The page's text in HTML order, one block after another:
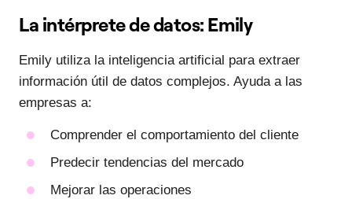
La intérprete de datos: Emily
Emily utiliza la inteligencia artificial para extraer
información útil de datos complejos. Ayuda a las
empresas a:
Comprender el comportamiento del cliente
Predecir tendencias del mercado
Mejorar las operaciones